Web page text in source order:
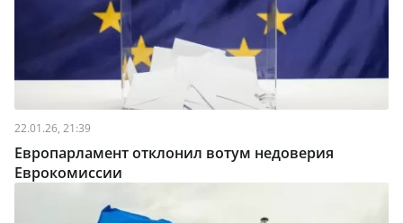
22.01.26, 21:39
Европарламент отклонил вотум недоверия
Еврокомиссии